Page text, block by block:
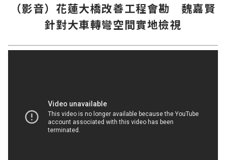
（影音）花蓮大橋改善工程會勘 魏嘉賢
針對大車轉彎空間實地檢視